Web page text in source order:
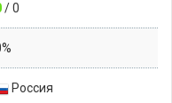
/ 0
Россия